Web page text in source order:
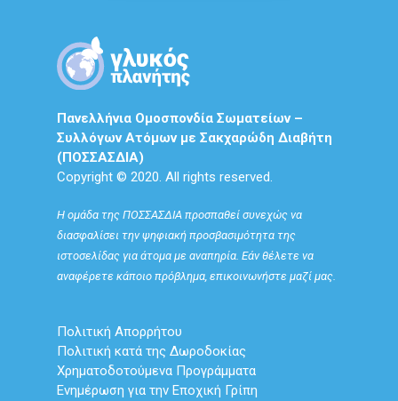
Πανελλήνια Ομοσπονδία Σωματείων –
Συλλόγων Ατόμων με Σακχαρώδη Διαβήτη
(ΠΟΣΣΑΣΔΙΑ)
Copyright © 2020. All rights reserved.
Η ομάδα της ΠΟΣΣΑΣΔΙΑ προσπαθεί συνεχώς να
διασφαλίσει την ψηφιακή προσβασιμότητα της
ιστοσελίδας για άτομα με αναπηρία. Εάν θέλετε να
αναφέρετε κάποιο πρόβλημα, επικοινωνήστε μαζί μας.
Πολιτική Απορρήτου
Πολιτική κατά της Δωροδοκίας
Χρηματοδοτούμενα Προγράμματα
Ενημέρωση για την Εποχική Γρίπη